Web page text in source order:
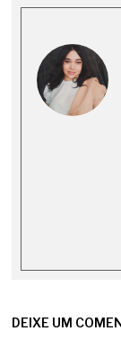
DEIXE UM